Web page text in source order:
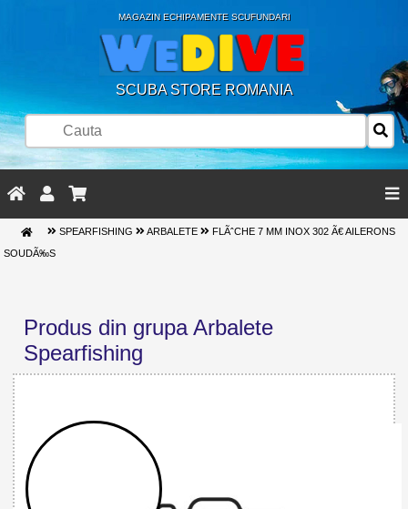
MAGAZIN ECHIPAMENTE SCUFUNDARI
SCUBA STORE ROMANIA
SPEARFISHING ARBALETE FLÃˆCHE 7 MM INOX 302 Ã€ AILERONS
SOUDÃ‰S
Produs din grupa Arbalete
Spearfishing